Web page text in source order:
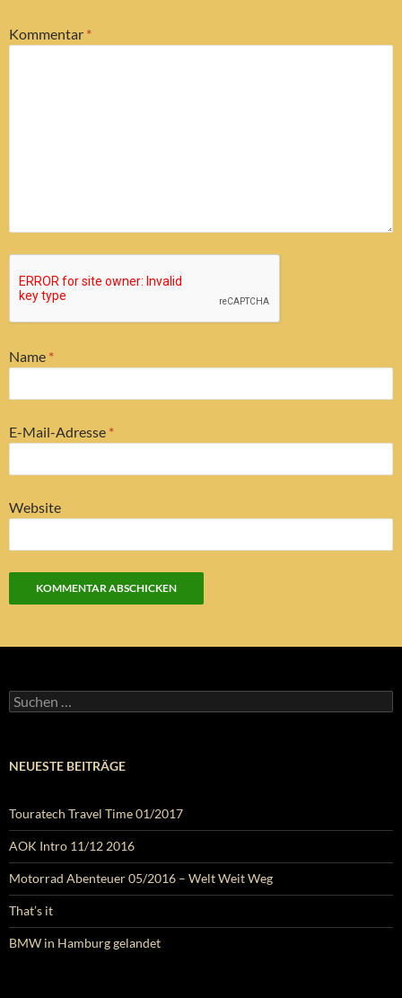
Kommentar *
Name *
E-Mail-Adresse *
Website
Suchen
nach:
NEUESTE BEITRÄGE
Touratech Travel Time 01/2017
AOK Intro 11/12 2016
Motorrad Abenteuer 05/2016 – Welt Weit Weg
That’s it
BMW in Hamburg gelandet